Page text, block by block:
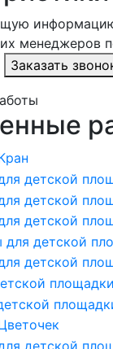
менеджеров
Заказать